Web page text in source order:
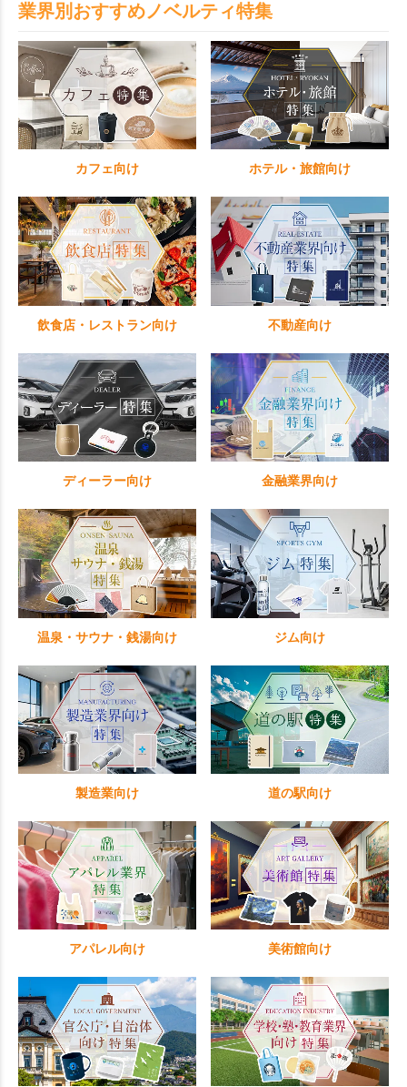
業界別おすすめノベルティ特集
カフェ向け ホテル・旅館向け
飲食店・レストラン向け 不動産向け
ディーラー向け 金融業界向け
温泉・サウナ・銭湯向け ジム向け
製造業向け 道の駅向け
アパレル向け 美術館向け